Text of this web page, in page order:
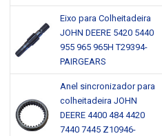
Eixo para Colheitadeira
JOHN DEERE 5420 5440
955 965 965H T29394-
PAIRGEARS
Anel sincronizador para
colheitadeira JOHN
DEERE 4400 484 4420
7440 7445 Z10946-